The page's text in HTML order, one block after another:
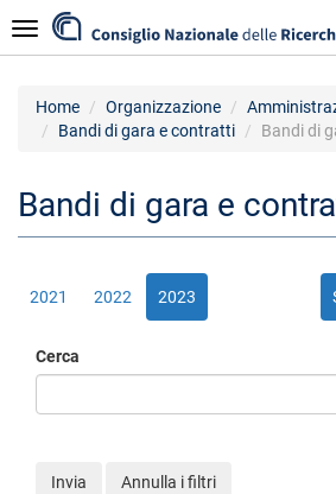
al
contenuto
Navigazione
Home Organizzazione
Bandi di gara e contratti
Bandi di
Bandi di gara e
2021 2022 2023
Cerca
Invia Annulla i filtri